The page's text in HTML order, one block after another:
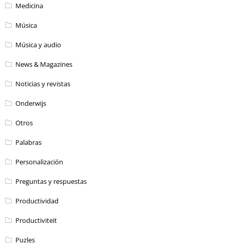
Medicina
Música
Música y audio
News & Magazines
Noticias y revistas
Onderwijs
Otros
Palabras
Personalización
Preguntas y respuestas
Productividad
Productiviteit
Puzles